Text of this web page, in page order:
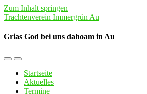
Zum Inhalt springen
Trachtenverein Immergrün Au
Grias God bei uns dahoam in Au
Mobil-
umschalten
Suchfeld
umschalten
Startseite
Aktuelles
Termine